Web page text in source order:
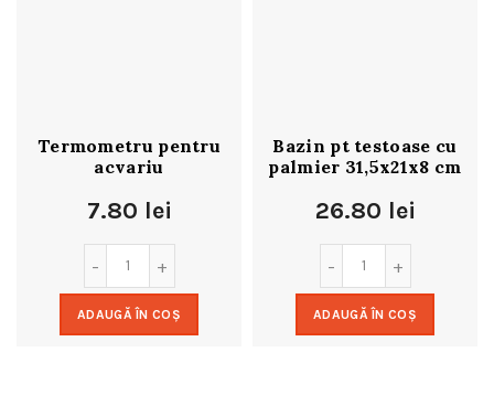
Termometru pentru
acvariu
7.80 lei
ADAUGĂ ÎN COȘ
Bazin pt testoase cu
palmier 31,5x21x8 cm
26.80 lei
ADAUGĂ ÎN COȘ